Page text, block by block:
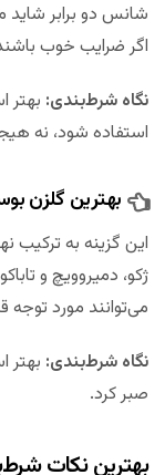
شانس دو برابر شاید
اگر ضرایب خوب
نگاه شرط‌بندی: بهتر
استفاده شود، نه
بهترین گلزن
این گزینه به ترکیب
ژکو، دمیروویچ و
می‌توانند مورد توجه
نگاه شرط‌بندی:
صبر کرد.
بهترین نکات